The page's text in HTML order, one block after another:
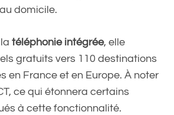
domicile.
téléphonie intégrée, elle
gratuits vers 110 destinations
en France et en Europe. À noter
ce qui étonnera certains
à cette fonctionnalité.